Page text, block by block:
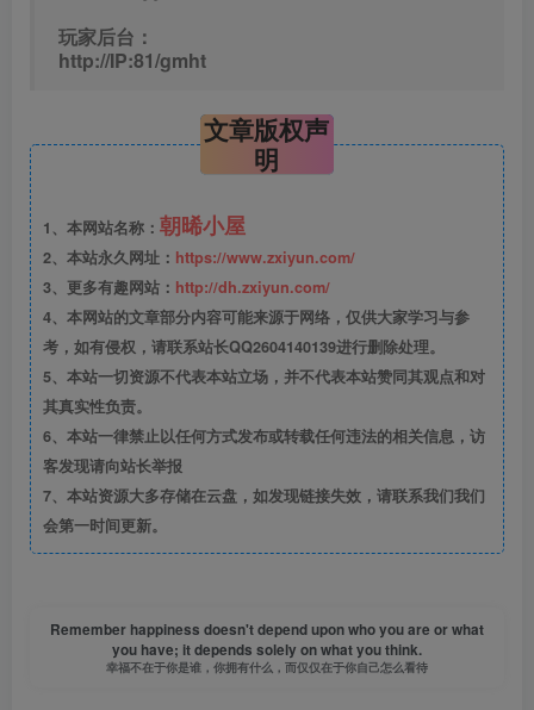
玩家后台：
http://IP:81/gmht
文章版权声
明
1、本网站名称： 朝晞小屋
2、本站永久网址： https://www.zxiyun.com/
3、更多有趣网站： http://dh.zxiyun.com/
4、本网站的文章部分内容可能来源于网络，仅供大家学习与参
考，如有侵权，请联系站长QQ2604140139进行删除处理。
5、本站一切资源不代表本站立场，并不代表本站赞同其观点和对
其真实性负责。
6、本站一律禁止以任何方式发布或转载任何违法的相关信息，访
客发现请向站长举报
7、本站资源大多存储在云盘，如发现链接失效，请联系我们我们
会第一时间更新。
Remember happiness doesn't depend upon who you are or what
you have; it depends solely on what you think.
幸福不在于你是谁，你拥有什么，而仅仅在于你自己怎么看待